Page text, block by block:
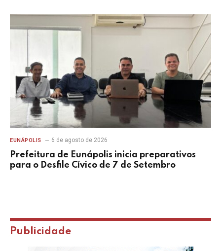
EUNÁPOLIS 6 de agosto de 2026
Prefeitura de Eunápolis inicia preparativos
para o Desfile Cívico de 7 de Setembro
Publicidade